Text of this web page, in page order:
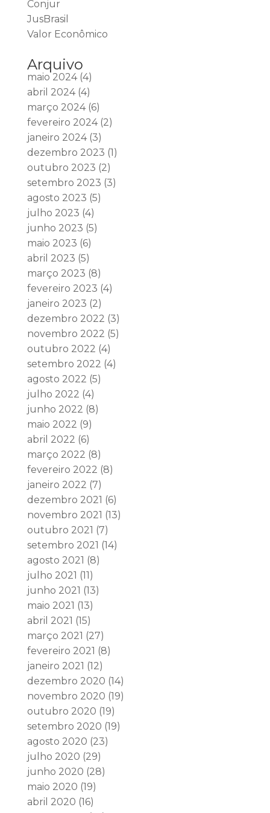
Conjur
JusBrasil
Valor Econômico
Arquivo
maio 2024(4)
abril 2024(4)
março 2024(6)
fevereiro 2024(2)
janeiro 2024(3)
dezembro 2023 (1)
outubro 2023 (2)
setembro 2023 (3)
agosto 2023 (5)
julho 2023 (4)
junho 2023 (5)
maio 2023 (6)
abril 2023 (5)
março 2023 (8)
fevereiro 2023 (4)
janeiro 2023 (2)
dezembro 2022 (3)
novembro 2022 (5)
outubro 2022 (4)
setembro 2022 (4)
agosto 2022 (5)
julho 2022 (4)
junho 2022 (8)
maio 2022 (9)
abril 2022 (6)
março 2022 (8)
fevereiro 2022 (8)
janeiro 2022 (7)
dezembro 2021 (6)
novembro 2021 (13)
outubro 2021 (7)
setembro 2021 (14)
agosto 2021 (8)
julho 2021 (11)
junho 2021 (13)
maio 2021 (13)
abril 2021 (15)
março 2021 (27)
fevereiro 2021 (8)
janeiro 2021 (12)
dezembro 2020 (14)
novembro 2020 (19)
outubro 2020 (19)
setembro 2020 (19)
agosto 2020 (23)
julho 2020 (29)
junho 2020 (28)
maio 2020 (19)
abril 2020 (16)